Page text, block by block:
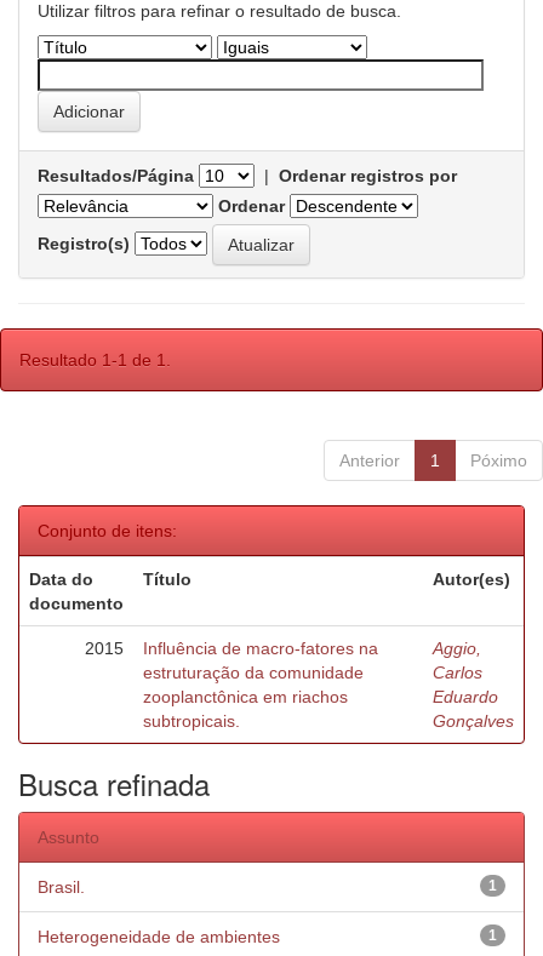
Utilizar filtros para refinar o resultado de busca.
Resultados/Página | Ordenar registros por
Ordenar
Registro(s)
Resultado 1-1 de 1.
Anterior 1 Póximo
Conjunto de itens:
Data do
documento
Título Autor(es)
2015
Influência de macro-fatores na
estruturação da comunidade
zooplanctônica em riachos
subtropicais.
Aggio,
Carlos
Eduardo
Gonçalves
Busca refinada
Assunto
1
Brasil.
1
Heterogeneidade de ambientes